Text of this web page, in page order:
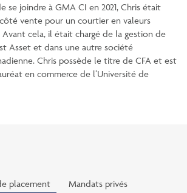
se joindre à GMA CI en 2021, Chris était
vente pour un courtier en valeurs
Avant cela, il était chargé de la gestion de
Asset et dans une autre société
Chris possède le titre de CFA et est
en commerce de l’Université de
placement
Mandats privés